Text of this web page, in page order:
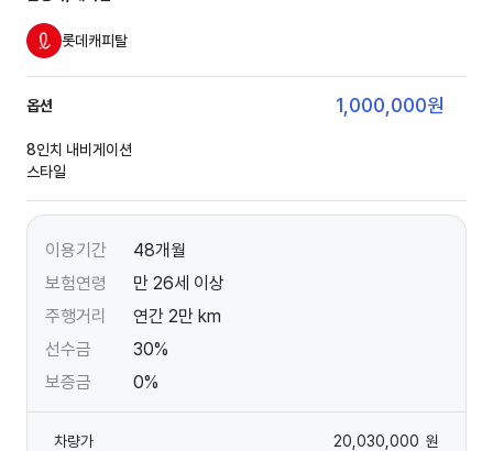
롯데캐피탈
옵션 1,000,000원
8인치 내비게이션
스타일
이용기간
48개월
보험연령
만 26세 이상
주행거리
연간 2만 km
선수금
30%
보증금
0%
차량가 20,030,000 원